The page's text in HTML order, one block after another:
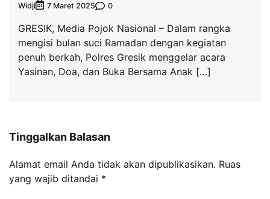
Widji 7 Maret 2025 0
GRESIK, Media Pojok Nasional – Dalam rangka
mengisi bulan suci Ramadan dengan kegiatan
penuh berkah, Polres Gresik menggelar acara
Yasinan, Doa, dan Buka Bersama Anak […]
Tinggalkan Balasan
Alamat email Anda tidak akan dipublikasikan. Ruas
yang wajib ditandai *